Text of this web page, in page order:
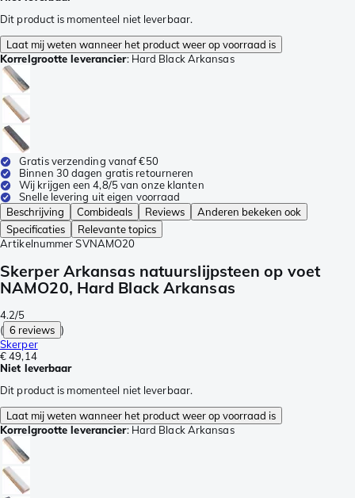
Dit product is momenteel niet leverbaar.
Laat mij weten wanneer het product weer op voorraad is
Korrelgrootte leverancier: Hard Black Arkansas
Gratis verzending vanaf €50
Binnen 30 dagen gratis retourneren
Wij krijgen een 4,8/5 van onze klanten
Snelle levering uit eigen voorraad
Beschrijving
Combideals Reviews
Anderen bekeken ook
Specificaties
Relevante topics
Artikelnummer SVNAMO20
Skerper Arkansas natuurslijpsteen op voet
NAMO20, Hard Black Arkansas
4.2/5
( 6 reviews )
Skerper
€ 49,14
Niet leverbaar
Dit product is momenteel niet leverbaar.
Laat mij weten wanneer het product weer op voorraad is
Korrelgrootte leverancier: Hard Black Arkansas